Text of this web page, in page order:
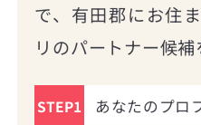
で、有田郡にお住
リのパートナー候
STEP1 あなたのプロ